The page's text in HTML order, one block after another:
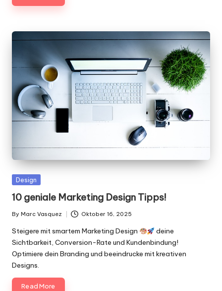
Posted
Design
10 geniale Marketing Design Tipps!
Posted
by
By Marc Vasquez Oktober 16, 2025
Steigere mit smartem Marketing Design
deine
Sichtbarkeit, Conversion-Rate und Kundenbindung!
Optimiere dein Branding und beeindrucke mit kreativen
Designs.
Read More